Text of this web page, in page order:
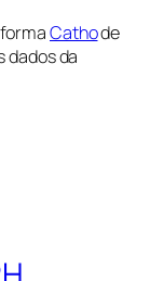
Cathode
dados da